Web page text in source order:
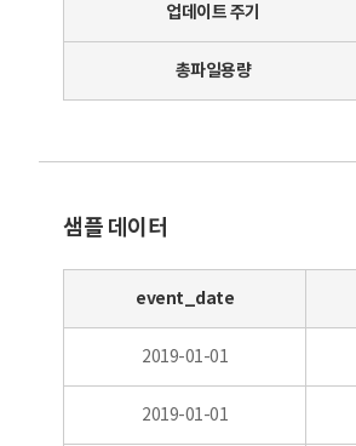
업데이트 주기
총파일용량
샘플 데이터
event_date
2019-01-01
2019-01-01